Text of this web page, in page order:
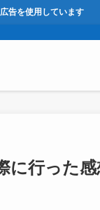
告を使用しています
に行った